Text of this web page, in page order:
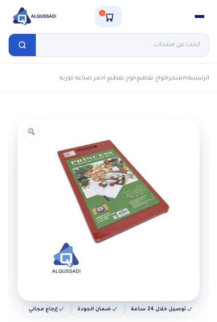
الرئيسية›المتجر›الواح تقطيع›لوح تقطيع احمر صناعه كوريه
توصيل خلال 24 ساعة ضمان الجودة إرجاع مجاني